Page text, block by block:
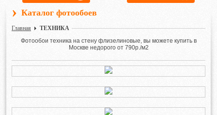
› Каталог фотообоев
Главная
ТЕХНИКА
Фотообои техника на стену флизелиновые, вы можете купить в
Москве недорого от 790р./м2